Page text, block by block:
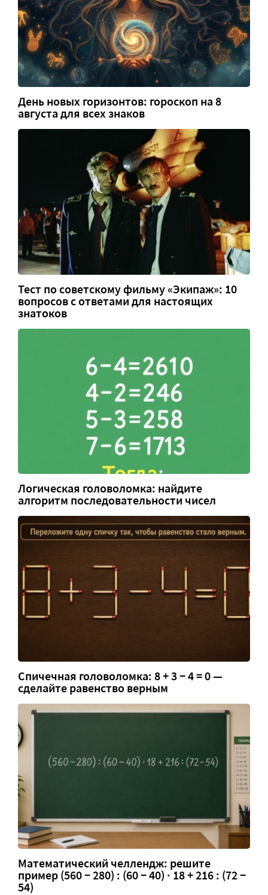
День новых горизонтов: гороскоп на 8
августа для всех знаков
Тест по советскому фильму «Экипаж»: 10
вопросов с ответами для настоящих
знатоков
Логическая головоломка: найдите
алгоритм последовательности чисел
Спичечная головоломка: 8 + 3 − 4 = 0 —
сделайте равенство верным
Математический челлендж: решите
пример (560 − 280) : (60 − 40) · 18 + 216 : (72 −
54)